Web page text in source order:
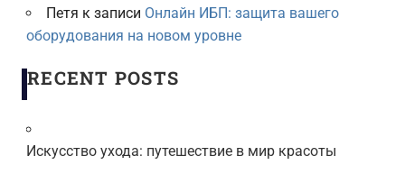
Петя к записи Онлайн ИБП: защита вашего
оборудования на новом уровне
RECENT POSTS
Искусство ухода: путешествие в мир красоты